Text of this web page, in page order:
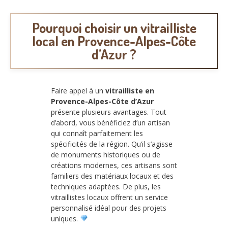
Pourquoi choisir un vitrailliste
local en Provence-Alpes-Côte
d’Azur ?
Faire appel à un vitrailliste en
Provence-Alpes-Côte d’Azur
présente plusieurs avantages. Tout
d’abord, vous bénéficiez d’un artisan
qui connaît parfaitement les
spécificités de la région. Qu’il s’agisse
de monuments historiques ou de
créations modernes, ces artisans sont
familiers des matériaux locaux et des
techniques adaptées. De plus, les
vitraillistes locaux offrent un service
personnalisé idéal pour des projets
uniques.